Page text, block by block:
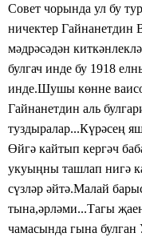
Совет чорында ул бу
ничектер Гайнанетдин
мәдрәсәдән
булгач инде бу 1918
инде.Шушы көнне
Гайнанетдин аль
туздыралар...Күрәсең
Өйгә кайтып кергәч
укуыңны ташлап нигә
сүзләр әйтә.Малай
тына,әрләми...Тагы
чамасында гына